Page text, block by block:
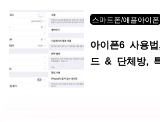
스마트폰/애플아이폰
아이폰6 사용
드 & 단체방,